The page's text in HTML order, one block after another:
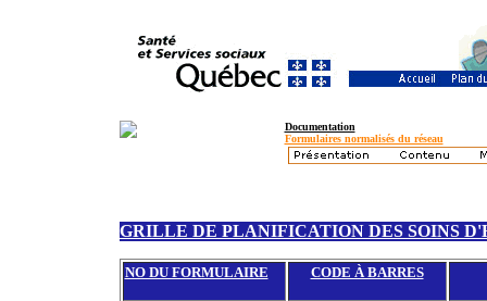
Documentation
Formulaires normalisés du réseau
GRILLE DE PLANIFICATION DES SOINS
NO DU FORMULAIRE CODE À BARRES